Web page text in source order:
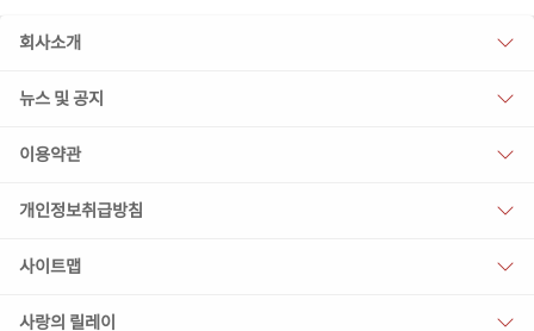
회사소개
뉴스 및 공지
이용약관
개인정보취급방침
사이트맵
사랑의 릴레이